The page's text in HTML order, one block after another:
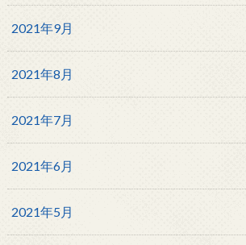
2021年9月
2021年8月
2021年7月
2021年6月
2021年5月